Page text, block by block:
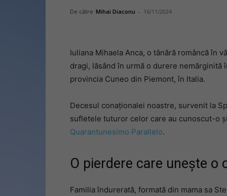
De către Mihai Diaconu - 16/11/2024
Iuliana Mihaela Anca, o tânără româncă în
dragi, lăsând în urmă o durere
provincia Cuneo din Piemont, în Italia.
Decesul conaționalei noastre, survenit la
sufletele tuturor celor care au cunoscut-o
Quarantunesimo Parallelo.
O pierdere care unește o
Familia îndurerată, formată din mama sa